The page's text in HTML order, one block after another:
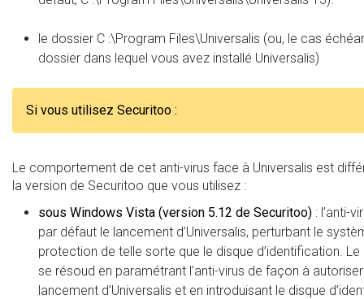
le dossier C :\Program Files\Universalis (ou, le cas
dossier dans lequel vous avez installé Universalis)
Si vous utilisez Securitoo :
Le comportement de cet anti-virus face à Universalis est
la version de Securitoo que vous utilisez :
sous Windows Vista (version 5.12 de Securitoo) : l’anti-
par défaut le lancement d’Universalis, perturbant le
protection de telle sorte que le disque d’identification.
se résoud en paramétrant l’anti-virus de façon à
lancement d’Universalis et en introduisant le disque